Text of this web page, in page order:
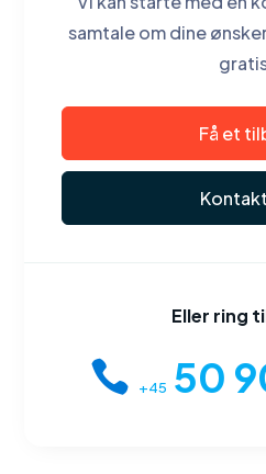
samtale om dine
Få et
Eller ring
+45 50